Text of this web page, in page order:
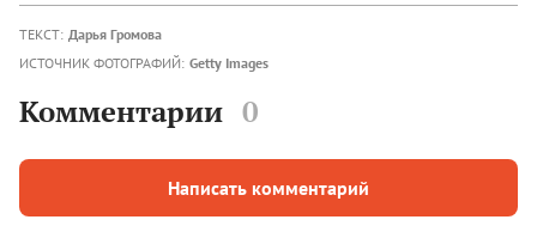
ТЕКСТ: Дарья Громова
ИСТОЧНИК ФОТОГРАФИЙ: Getty Images
Комментарии 0
Написать комментарий